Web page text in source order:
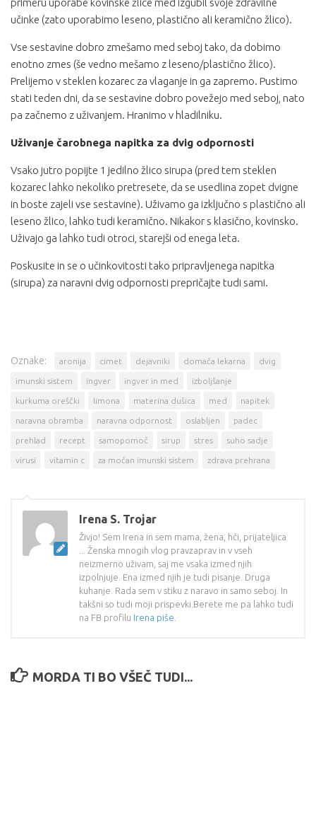
učinke (zato uporabimo leseno, plastično ali keramično žlico).
Vse sestavine dobro zmešamo med seboj tako, da dobimo
enotno zmes (še vedno mešamo z leseno/plastično žlico).
Prelijemo v steklen kozarec za vlaganje in ga zapremo. Pustimo
stati teden dni, da se sestavine dobro povežejo med seboj, nato
pa začnemo z uživanjem. Hranimo v hladilniku.
Uživanje čarobnega napitka za dvig odpornosti
Vsako jutro popijte 1 jedilno žlico sirupa (pred tem steklen
kozarec lahko nekoliko pretresete, da se usedlina zopet dvigne
in boste zajeli vse sestavine). Uživamo ga izključno s plastično ali
leseno žlico, lahko tudi keramično. Nikakor s klasično, kovinsko.
Uživajo ga lahko tudi otroci, starejši od enega leta.
Poskusite in se o učinkovitosti tako pripravljenega napitka
(sirupa) za naravni dvig odpornosti prepričajte tudi sami.
Oznake: aronija cimet dejavniki domača lekarna dvig
imunski sistem ingver ingver in med izboljšanje
kurkuma oreščki limona materina dušica med napitek
naravna obramba naravna odpornost oslabljen padec
prehlad recept samopomoč sirup stres suho sadje
virusi vitamin c za močan imunski sistem zdrava prehrana
Irena S. Trojar
Živjo! Sem Irena in sem mama, žena, hči, prijateljica
... Ženska mnogih vlog pravzaprav in v vseh
neizmerno uživam, saj me vsaka izmed njih
izpolnjuje. Ena izmed njih je tudi pisanje. Druga
kuhanje. Rada sem v stiku z naravo in samo seboj. In
takšni so tudi moji prispevki.Berete me pa lahko tudi
na FB profilu Irena piše
MORDA TI BO VŠEČ TUDI...